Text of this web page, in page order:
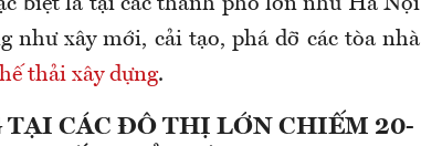
biệt là tại các thành phố lớn như Hà Nội
như xây mới, cải tạo, phá dỡ các tòa nhà
thải xây dựng.
CÁC ĐÔ THỊ LỚN CHIẾM 20-